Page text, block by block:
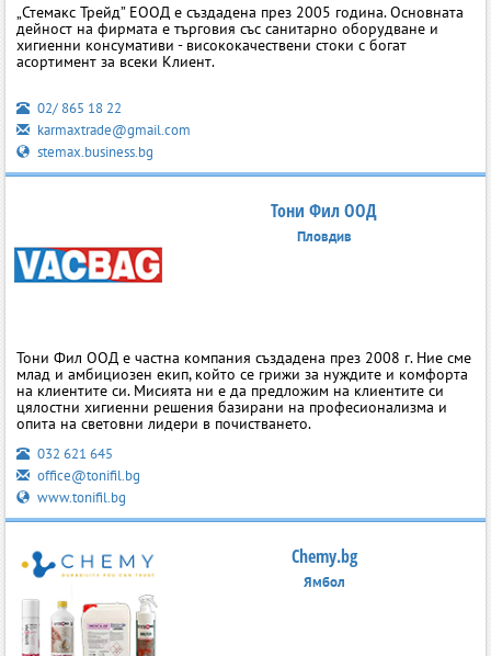
„Стемакс Трейд” ЕООД е създадена през 2005 година. Основната
дейност на фирмата е търговия със санитарно оборудване и
хигиенни консумативи - висококачествени стоки с богат
асортимент за всеки Клиент.
02/ 865 18 22
karmaxtrade@gmail.com
stemax.business.bg
Тони Фил ООД
Пловдив
Тони Фил ООД е частна компания създадена през 2008 г. Ние сме
млад и амбициозен екип, който се грижи за нуждите и комфорта
на клиентите си. Мисията ни е да предложим на клиентите си
цялостни хигиенни решения базирани на професионализма и
опита на световни лидери в почистването.
032 621 645
office@tonifil.bg
www.tonifil.bg
Chemy.bg
Ямбол